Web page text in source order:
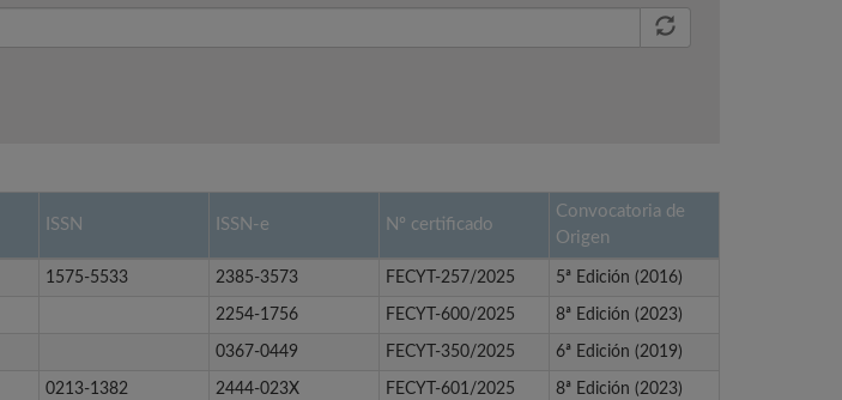
ISSN ISSN-e Nº certificado
Convocatoria de
Origen
1575-5533 2385-3573 FECYT-257/2025 5ª Edición (2016)
2254-1756 FECYT-600/2025 8ª Edición (2023)
0367-0449 FECYT-350/2025 6ª Edición (2019)
0213-1382 2444-023X FECYT-601/2025 8ª Edición (2023)